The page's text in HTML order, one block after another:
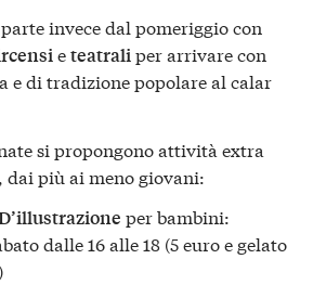
invece dal pomeriggio con
eteatraliper arrivare con
e di tradizione popolare al calar
si propongono attività extra
più ai meno giovani:
per bambini:
dalle 16 alle 18 (5 euro e gelato